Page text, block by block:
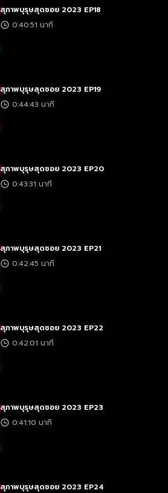
สุภาพบุรุษสุดซอย 2023 EP18
0:40:51 นาที
สุภาพบุรุษสุดซอย 2023 EP19
0:44:43 นาที
สุภาพบุรุษสุดซอย 2023 EP20
0:43:31 นาที
สุภาพบุรุษสุดซอย 2023 EP21
0:42:45 นาที
สุภาพบุรุษสุดซอย 2023 EP22
0:42:01 นาที
สุภาพบุรุษสุดซอย 2023 EP23
0:41:10 นาที
สุภาพบุรุษสุดซอย 2023 EP24